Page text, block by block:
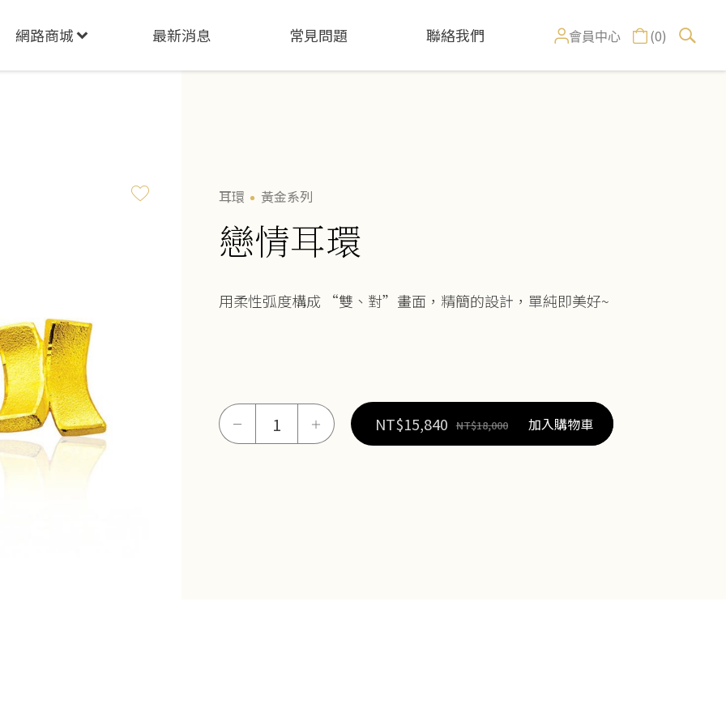
網路商城 最新消息 常見問題 聯絡我們 會員中心 (0)
耳環 黃金系列
戀情耳環
用柔性弧度構成 “雙、對”畫面，精簡的設計，單純即美好~
－ ＋ NT$15,840 NT$18,000 加入購物車